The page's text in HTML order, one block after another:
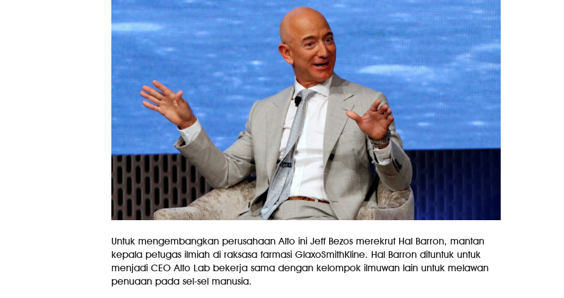
Untuk mengembangkan perusahaan Alto ini Jeff Bezos merekrut Hal Barron, mantan
kepala petugas ilmiah di raksasa farmasi GlaxoSmithKline. Hal Barron dituntuk untuk
menjadi CEO Alto Lab bekerja sama dengan kelompok ilmuwan lain untuk melawan
penuaan pada sel-sel manusia.